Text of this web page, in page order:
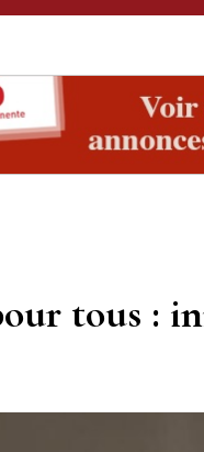
tous :